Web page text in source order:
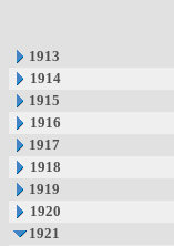
1913
1914
1915
1916
1917
1918
1919
1920
1921